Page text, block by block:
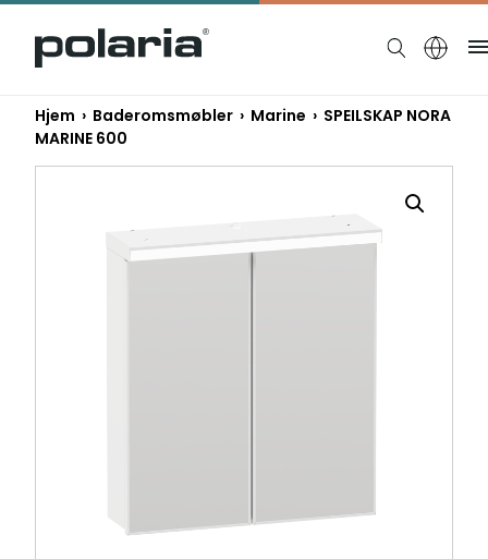
https://polaria.fi/name
Hjem › Baderomsmøbler › Marine › SPEILSKAP NORA
MARINE 600